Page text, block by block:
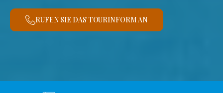
RUFEN SIE DAS TOURINFORM AN